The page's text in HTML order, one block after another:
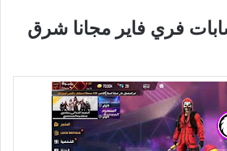
فري فاير مجانا شرق